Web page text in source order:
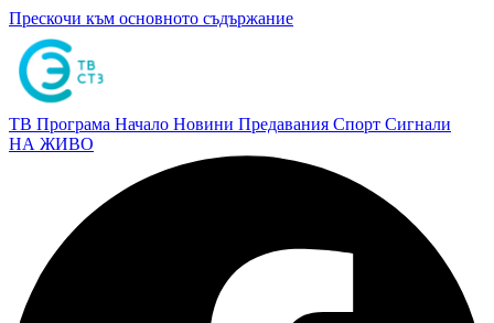
Прескочи към основното съдържание
ТВ Програма Начало Новини Предавания Спорт Сигнали
НА ЖИВО